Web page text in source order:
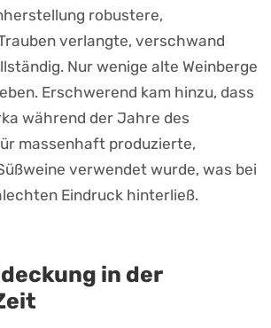
robustere,
verlangte, verschwand
Nur wenige alte Weinberge
Erschwerend kam hinzu, dass
während der Jahre des
massenhaft produzierte,
verwendet wurde, was bei
Eindruck hinterließ.
in der